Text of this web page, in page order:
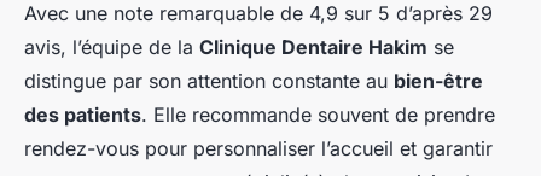
Avec une note remarquable de 4,9 sur 5 d’après 29
avis, l’équipe de la Clinique Dentaire Hakim se
distingue par son attention constante au bien-être
des patients. Elle recommande souvent de prendre
rendez-vous pour personnaliser l’accueil et garantir